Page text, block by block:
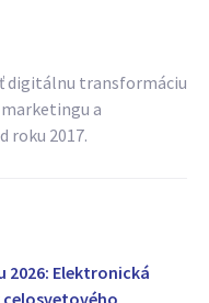
digitálnu transformáciu
a
roku 2017.
2026: Elektronická